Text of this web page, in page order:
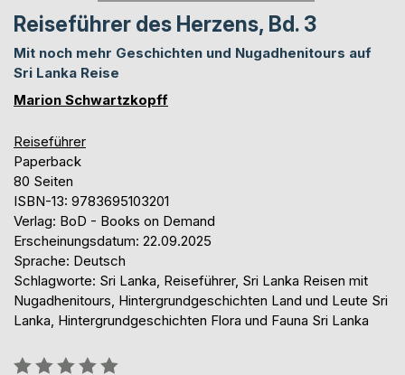
Reiseführer des Herzens, Bd. 3
Mit noch mehr Geschichten und Nugadhenitours auf
Sri Lanka Reise
Marion Schwartzkopff
Reiseführer
Paperback
80 Seiten
ISBN-13: 9783695103201
Verlag: BoD - Books on Demand
Erscheinungsdatum: 22.09.2025
Sprache: Deutsch
Schlagworte: Sri Lanka, Reiseführer, Sri Lanka Reisen mit
Nugadhenitours, Hintergrundgeschichten Land und Leute Sri
Lanka, Hintergrundgeschichten Flora und Fauna Sri Lanka
Bewertung::